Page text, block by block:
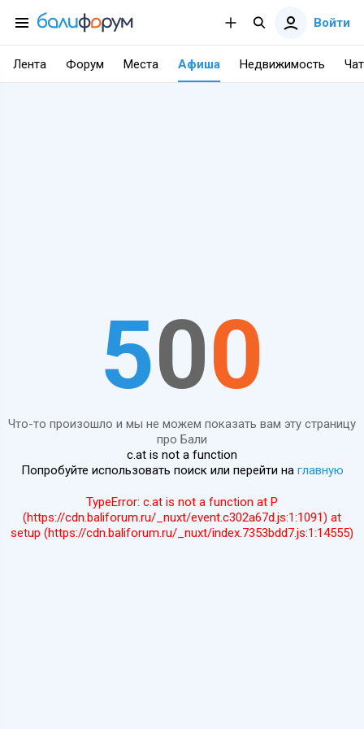
Войти
Лента Форум Места Афиша Недвижимость Чат
500
Что-то произошло и мы не можем показать вам эту страницу
про Бали
c.at is not a function
Попробуйте использовать поиск или перейти на главную
TypeError: c.at is not a function at P
(https://cdn.baliforum.ru/_nuxt/event.c302a67d.js:1:1091) at
setup (https://cdn.baliforum.ru/_nuxt/index.7353bdd7.js:1:14555)